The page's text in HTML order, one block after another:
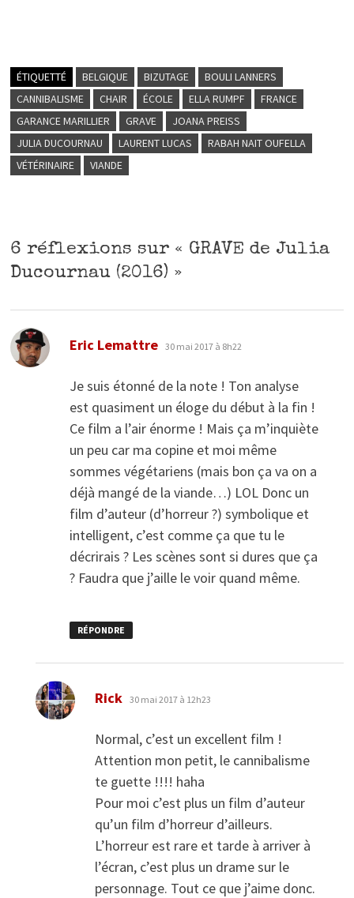
ÉTIQUETTÉ BELGIQUE BIZUTAGE
BOULI LANNERS
CANNIBALISME
CHAIR ÉCOLE ELLA RUMPF
FRANCE
GARANCE MARILLIER
GRAVE
JOANA PREISS
JULIA DUCOURNAU
LAURENT LUCAS
RABAH NAIT OUFELLA
VÉTÉRINAIRE
VIANDE
6 réflexions sur « GRAVE de Julia
Ducournau (2016) »
Eric Lemattre dit :
30 mai 2017 à 8h22
Je suis étonné de la note ! Ton analyse
est quasiment un éloge du début à la fin !
Ce film a l’air énorme ! Mais ça m’inquiète
un peu car ma copine et moi même
sommes végétariens (mais bon ça va on a
déjà mangé de la viande…) LOL Donc un
film d’auteur (d’horreur ?) symbolique et
intelligent, c’est comme ça que tu le
décrirais ? Les scènes sont si dures que ça
? Faudra que j’aille le voir quand même.
RÉPONDRE
Rick dit :
30 mai 2017 à 12h23
Normal, c’est un excellent film !
Attention mon petit, le cannibalisme
te guette !!!! haha
Pour moi c’est plus un film d’auteur
qu’un film d’horreur d’ailleurs.
L’horreur est rare et tarde à arriver à
l’écran, c’est plus un drame sur le
personnage. Tout ce que j’aime donc.